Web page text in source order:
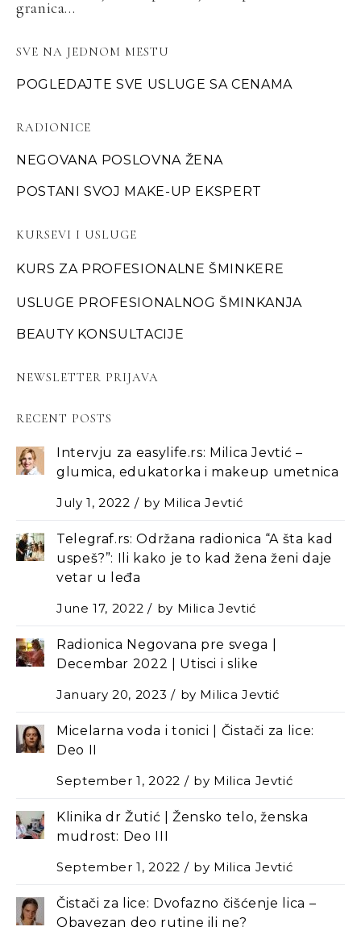
granica...
SVE NA JEDNOM MESTU
POGLEDAJTE SVE USLUGE SA CENAMA
RADIONICE
NEGOVANA POSLOVNA ŽENA
POSTANI SVOJ MAKE-UP EKSPERT
KURSEVI I USLUGE
KURS ZA PROFESIONALNE ŠMINKERE
USLUGE PROFESIONALNOG ŠMINKANJA
BEAUTY KONSULTACIJE
NEWSLETTER PRIJAVA
RECENT POSTS
Intervju za easylife.rs: Milica Jevtić –
glumica, edukatorka i makeup umetnica
July 1, 2022
by Milica Jevtić
Telegraf.rs: Održana radionica “A šta kad
uspeš?”: Ili kako je to kad žena ženi daje
vetar u leđa
June 17, 2022
by Milica Jevtić
Radionica Negovana pre svega |
Decembar 2022 | Utisci i slike
January 20, 2023
by Milica Jevtić
Micelarna voda i tonici | Čistači za lice:
Deo II
September 1, 2022
by Milica Jevtić
Klinika dr Žutić | Žensko telo, ženska
mudrost: Deo III
September 1, 2022
by Milica Jevtić
Čistači za lice: Dvofazno čišćenje lica –
Оbavezan deo rutine ili ne?